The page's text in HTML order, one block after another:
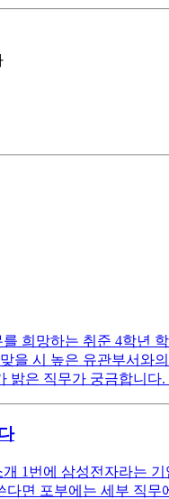
희망하는 취준 4학년
을 시 높은 유관부서와
밝은 직무가 궁금합니다
1번에 삼성전자라는
면 포부에는 세부 직